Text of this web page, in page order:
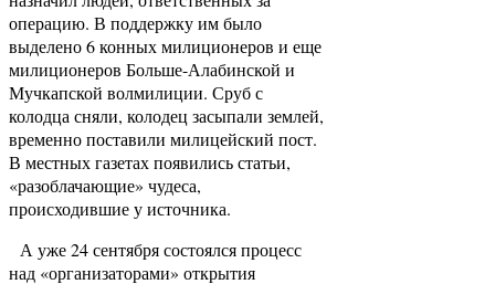
операцию. В поддержку им было
выделено 6 конных милиционеров и еще
милиционеров Больше-Алабинской и
Мучкапской волмилиции. Сруб с
колодца сняли, колодец засыпали землей,
временно поставили милицейский пост.
В местных газетах появились статьи,
«разоблачающие» чудеса,
происходившие у источника.
А уже 24 сентября состоялся процесс
над «организаторами» открытия